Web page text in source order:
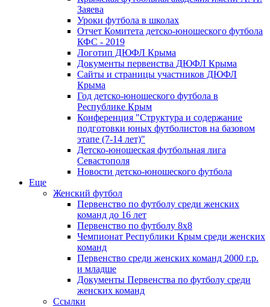
Заяева
Уроки футбола в школах
Отчет Комитета детско-юношеского футбола
КФС - 2019
Логотип ДЮФЛ Крыма
Документы первенства ДЮФЛ Крыма
Сайты и страницы участников ДЮФЛ
Крыма
Год детско-юношеского футбола в
Республике Крым
Конференция "Структура и содержание
подготовки юных футболистов на базовом
этапе (7-14 лет)"
Детско-юношеская футбольная лига
Севастополя
Новости детско-юношеского футбола
Еще
Женский футбол
Первенство по футболу среди женских
команд до 16 лет
Первенство по футболу 8х8
Чемпионат Республики Крым среди женских
команд
Первенство среди женских команд 2000 г.р.
и младше
Документы Первенства по футболу среди
женских команд
Ссылки